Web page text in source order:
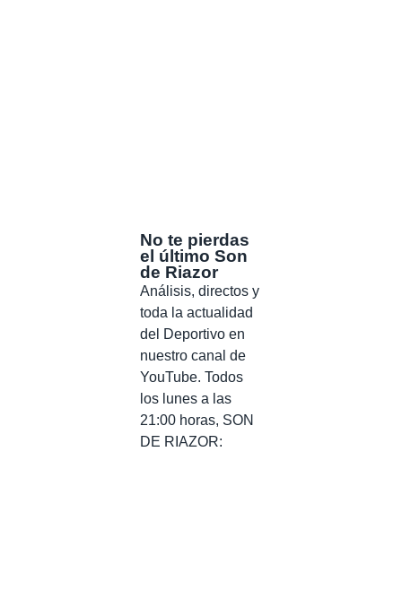
No te pierdas
el último Son
de Riazor
Análisis, directos y
toda la actualidad
del Deportivo en
nuestro canal de
YouTube. Todos
los lunes a las
21:00 horas, SON
DE RIAZOR: